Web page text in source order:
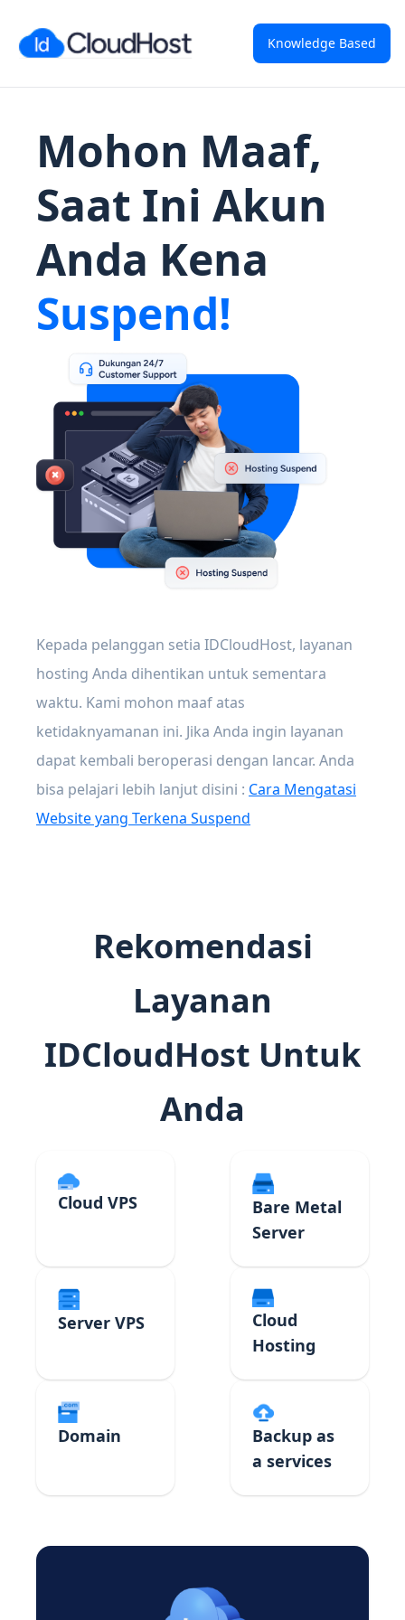
Knowledge Based
Mohon Maaf,
Saat Ini Akun
Anda Kena
Suspend!
Kepada pelanggan setia IDCloudHost, layanan
hosting Anda dihentikan untuk sementara
waktu. Kami mohon maaf atas
ketidaknyamanan ini. Jika Anda ingin layanan
dapat kembali beroperasi dengan lancar. Anda
bisa pelajari lebih lanjut disini : Cara Mengatasi
Website yang Terkena Suspend
Rekomendasi
Layanan
IDCloudHost Untuk
Anda
Cloud VPS
Bare Metal
Server
Server VPS
Cloud
Hosting
Domain
Backup as
a services